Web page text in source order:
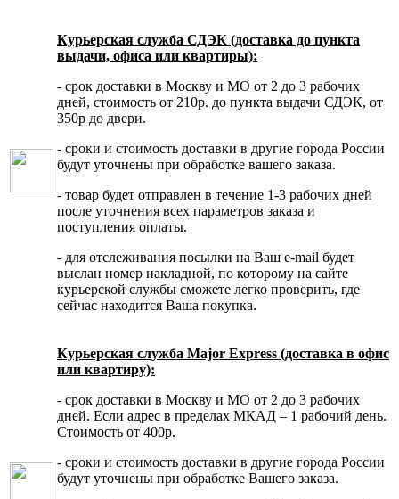
Курьерская служба СДЭК (доставка до пункта
выдачи, офиса или квартиры):
- срок доставки в Москву и МО от 2 до 3 рабочих
дней, стоимость от 210р. до пункта выдачи СДЭК, от
350р до двери.
- сроки и стоимость доставки в другие города России
будут уточнены при обработке вашего заказа.
- товар будет отправлен в течение 1-3 рабочих дней
после уточнения всех параметров заказа и
поступления оплаты.
- для отслеживания посылки на Ваш e-mail будет
выслан номер накладной, по которому на сайте
курьерской службы сможете легко проверить, где
сейчас находится Ваша покупка.
Курьерская служба Major Express (доставка в офис
или квартиру):
- срок доставки в Москву и МО от 2 до 3 рабочих
дней. Если адрес в пределах МКАД – 1 рабочий день.
Стоимость от 400р.
- сроки и стоимость доставки в другие города России
будут уточнены при обработке Вашего заказа.